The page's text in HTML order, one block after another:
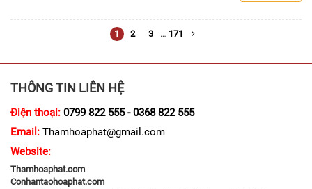
1 2 3 … 171
THÔNG TIN LIÊN HỆ
Điện thoại: 0799 822 555 - 0368 822 555
Email: Thamhoaphat@gmail.com
Website:
Thamhoaphat.com
Conhantaohoaphat.com